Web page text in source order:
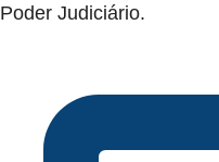
Poder Judiciário.